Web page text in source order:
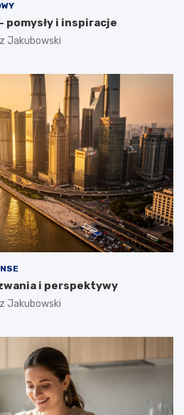
pomysły i inspiracje
Jakubowski
i perspektywy
Jakubowski